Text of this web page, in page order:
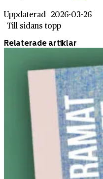
Uppdaterad 2026-03-26
Till sidans topp
Relaterade artiklar